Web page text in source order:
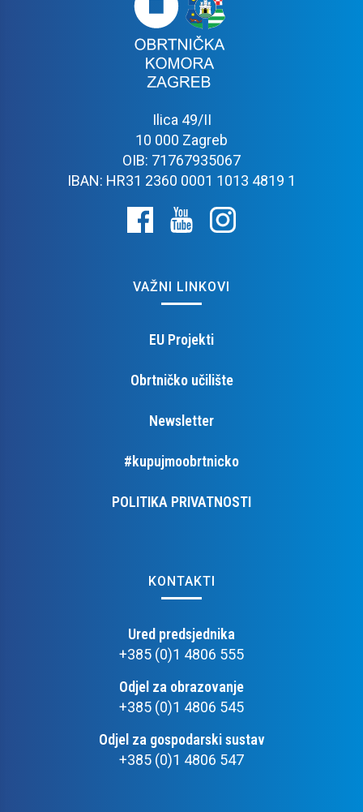
Ilica 49/II
10 000 Zagreb
OIB: 71767935067
IBAN: HR31 2360 0001 1013 4819 1
VAŽNI LINKOVI
EU Projekti
Obrtničko učilište
Newsletter
#kupujmoobrtnicko
POLITIKA PRIVATNOSTI
KONTAKTI
Ured predsjednika
+385 (0)1 4806 555
Odjel za obrazovanje
+385 (0)1 4806 545
Odjel za gospodarski sustav
+385 (0)1 4806 547